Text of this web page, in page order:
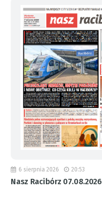
6 sierpnia 2026 20:53
Nasz Racibórz 07.08.2026